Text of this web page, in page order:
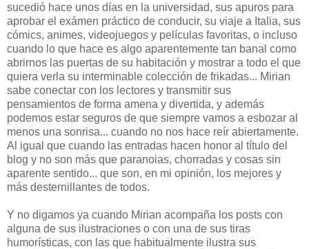
sucedió hace unos días en la universidad, sus apuros para
aprobar el exámen práctico de conducir, su viaje a Italia, sus
cómics, animes, videojuegos y películas favoritas, o incluso
cuando lo que hace es algo aparentemente tan banal como
abrirnos las puertas de su habitación y mostrar a todo el que
quiera verla su interminable colección de frikadas... Mirian
sabe conectar con los lectores y transmitir sus
pensamientos de forma amena y divertida, y además
podemos estar seguros de que siempre vamos a esbozar al
menos una sonrisa... cuando no nos hace reír abiertamente.
Al igual que cuando las entradas hacen honor al título del
blog y no son más que paranoias, chorradas y cosas sin
aparente sentido... que son, en mi opinión, los mejores y
más desternillantes de todos.
Y no digamos ya cuando Mirian acompaña los posts con
alguna de sus ilustraciones o con una de sus tiras
humorísticas, con las que habitualmente ilustra sus